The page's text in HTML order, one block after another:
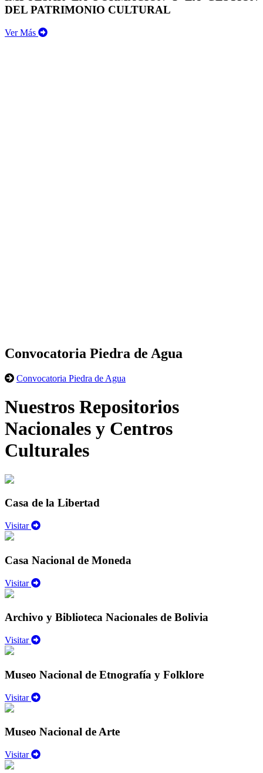
DEL PATRIMONIO CULTURAL
Ver Más
Convocatoria Piedra de Agua
Convocatoria Piedra de Agua
Nuestros Repositorios
Nacionales y Centros
Culturales
Casa de la Libertad
Visitar
Casa Nacional de Moneda
Visitar
Archivo y Biblioteca Nacionales de Bolivia
Visitar
Museo Nacional de Etnografía y Folklore
Visitar
Museo Nacional de Arte
Visitar